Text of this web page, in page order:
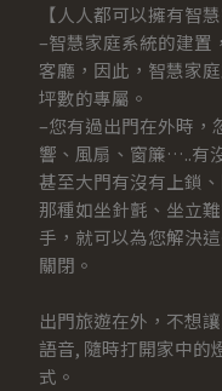
【人人都可以擁有智慧
–智慧家庭系統的建置
客廳，因此，智慧家
坪數的專屬。
–您有過出門在外時，
響、風扇、窗簾…..有
甚至大門有沒有上鎖
那種如坐針氈、坐立
手，就可以為您解決
關閉。
出門旅遊在外，不想
語音, 隨時打開家中
式。